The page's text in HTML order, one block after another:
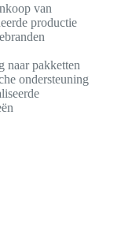
van
productie
naar pakketten
ondersteuning